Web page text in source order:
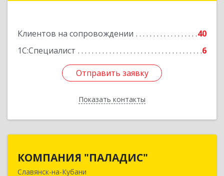
Клиентов на сопровождении
40
1С:Специалист
6
Отправить заявку
Показать контакты
Отправить заявку
Назад
КОМПАНИЯ "ПАЛАДИС"
Славянск-на-Кубани
353560, Краснодарский край, Славянский р-н,